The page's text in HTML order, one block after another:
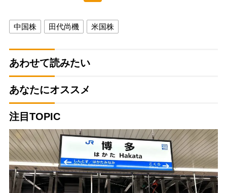
中国株 田代尚機 米国株
あわせて読みたい
あなたにオススメ
注目TOPIC